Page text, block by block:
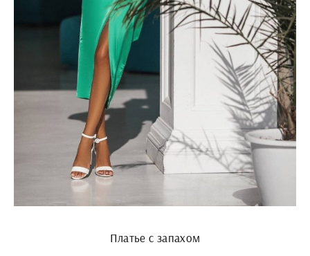
Платье с запахом